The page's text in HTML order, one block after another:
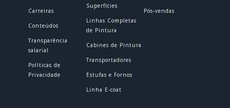
Carreiras
Conteúdos
Transparência
salarial
Políticas de
Privacidade
Superfícies
Linhas Completas
de Pintura
Cabines de Pintura
Transportadores
Estufas e Fornos
Linha E-coat
Pós-vendas